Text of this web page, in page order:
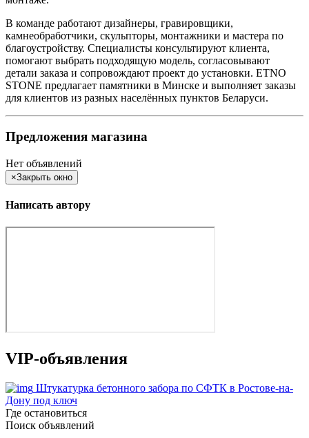
В команде работают дизайнеры, гравировщики,
камнеобработчики, скульпторы, монтажники и мастера по
благоустройству. Специалисты консультируют клиента,
помогают выбрать подходящую модель, согласовывают
детали заказа и сопровождают проект до установки. ETNO
STONE предлагает памятники в Минске и выполняет заказы
для клиентов из разных населённых пунктов Беларуси.
Предложения магазина
Нет объявлений
×Закрыть окно
Написать автору
VIP-объявления
Штукатурка бетонного забора по СФТК в Ростове-на-
Дону под ключ
Где остановиться
Поиск объявлений